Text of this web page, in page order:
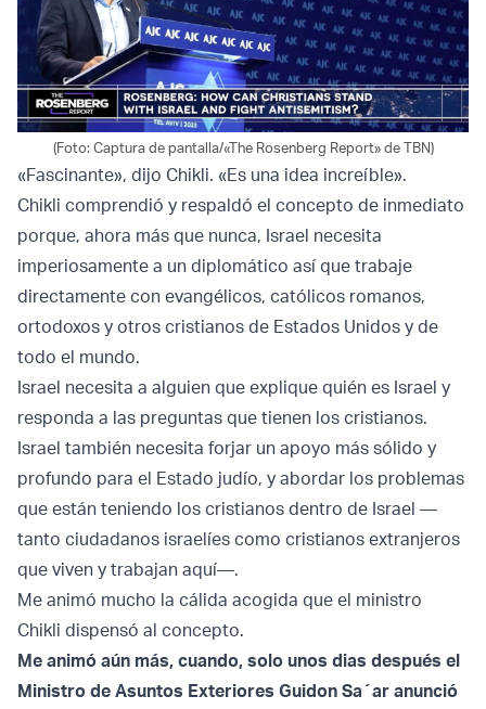
(Foto: Captura de pantalla/«The Rosenberg Report» de TBN)
«Fascinante», dijo Chikli. «Es una idea increíble».
Chikli comprendió y respaldó el concepto de inmediato
porque, ahora más que nunca, Israel necesita
imperiosamente a un diplomático así que trabaje
directamente con evangélicos, católicos romanos,
ortodoxos y otros cristianos de Estados Unidos y de
todo el mundo.
Israel necesita a alguien que explique quién es Israel y
responda a las preguntas que tienen los cristianos.
Israel también necesita forjar un apoyo más sólido y
profundo para el Estado judío, y abordar los problemas
que están teniendo los cristianos dentro de Israel —
tanto ciudadanos israelíes como cristianos extranjeros
que viven y trabajan aquí—.
Me animó mucho la cálida acogida que el ministro
Chikli dispensó al concepto.
Me animó aún más, cuando, solo unos dias después el
Ministro de Asuntos Exteriores Guidon Sa´ar anunció